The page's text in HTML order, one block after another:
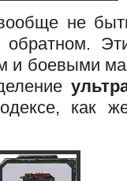
не
обратном.
и боевыми
как